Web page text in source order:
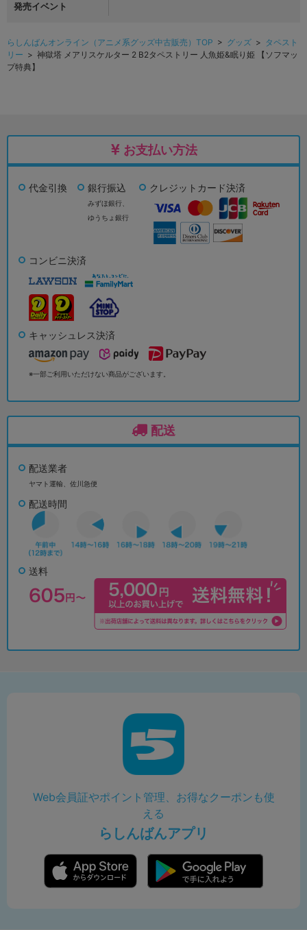
発売イベント
らしんばんオンライン（アニメ系グッズ中古販売）TOP > グッズ > タペスト
リー > 神獄塔 メアリスケルター 2 B2タペストリー 人魚姫&眠り姫 【ソフマッ
プ特典】
お支払い方法
代金引換 銀行振込
みずほ銀行、
ゆうちょ銀行
クレジットカード決済
コンビニ決済
キャッシュレス決済
※一部ご利用いただけない商品がございます。
配送
配送業者
ヤマト運輸、佐川急便
配送時間
送料
Web会員証やポイント管理、お得なクーポンも使
える
らしんばんアプリ